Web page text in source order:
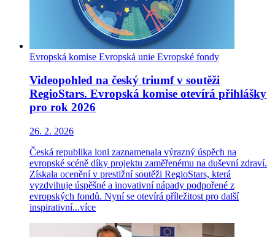
Evropská komise Evropská unie Evropské fondy
Videopohled na český triumf v soutěži
RegioStars. Evropská komise otevírá přihlášky
pro rok 2026
26. 2. 2026
Česká republika loni zaznamenala výrazný úspěch na
evropské scéně díky projektu zaměřenému na duševní zdraví.
Získala ocenění v prestižní soutěži RegioStars, která
vyzdvihuje úspěšné a inovativní nápady podpořené z
evropských fondů. Nyní se otevírá příležitost pro další
inspirativní...více